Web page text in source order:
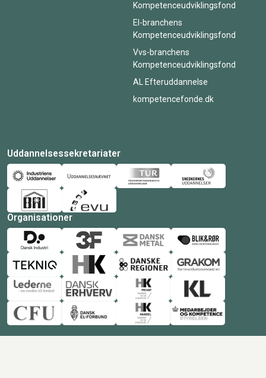
Kompetenceudviklingsfond
El-branchens
Kompetenceudviklingsfond
Vvs-branchens
Kompetenceudviklingsfond
AL Efteruddannelse
kompetencefonde.dk
Uddannelsessekretariater
Organisationer